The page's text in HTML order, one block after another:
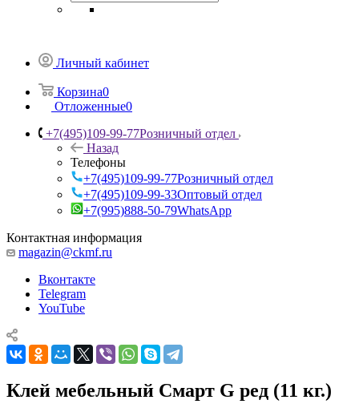
Личный кабинет
Корзина0
Отложенные0
+7(495)109-99-77Розничный отдел
Назад
Телефоны
+7(495)109-99-77Розничный отдел
+7(495)109-99-33Оптовый отдел
+7(995)888-50-79WhatsApp
Контактная информация
magazin@ckmf.ru
Вконтакте
Telegram
YouTube
Клей мебельный Смарт G ред (11 кг.)